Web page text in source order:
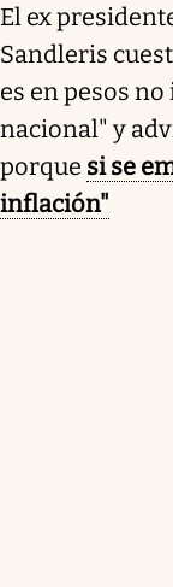
El ex
Sandleris
es en pesos
nacional" y
porque si se
inflación"